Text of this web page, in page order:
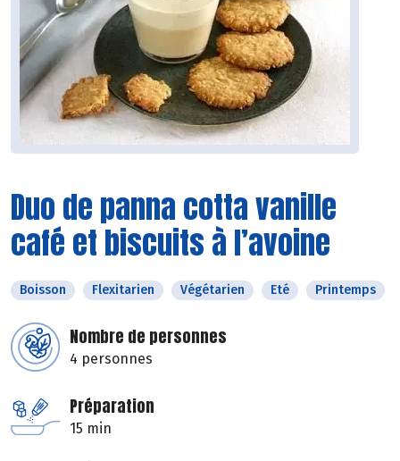
Duo de panna cotta vanille
café et biscuits à l’avoine
Boisson Flexitarien Végétarien Eté Printemps
Nombre de personnes
4 personnes
Préparation
15 min